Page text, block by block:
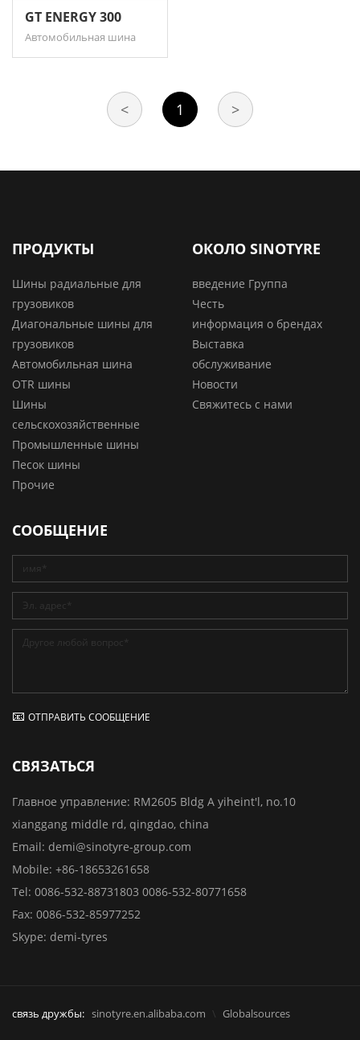
GT ENERGY 300
Автомобильная шина
< 1 >
ПРОДУКТЫ
Шины радиальные для
грузовиков
Диагональные шины для
грузовиков
Автомобильная шина
OTR шины
Шины
сельскохозяйственные
Промышленные шины
Песок шины
Прочие
ОКОЛО SINOTYRE
введение Группа
Честь
информация о брендах
Выставка
обслуживание
Новости
Свяжитесь с нами
СООБЩЕНИЕ
ОТПРАВИТЬ СООБЩЕНИЕ
СВЯЗАТЬСЯ
Главное управление: RM2605 Bldg A yiheint'l, no.10
xianggang middle rd, qingdao, china
Email: demi@sinotyre-group.com
Mobile: +86-18653261658
Tel: 0086-532-88731803 0086-532-80771658
Fax: 0086-532-85977252
Skype: demi-tyres
связь дружбы: sinotyre.en.alibaba.com Globalsources